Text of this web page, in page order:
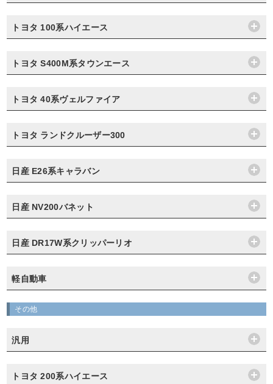
トヨタ 100系ハイエース
トヨタ S400M系タウンエース
トヨタ 40系ヴェルファイア
トヨタ ランドクルーザー300
日産 E26系キャラバン
日産 NV200バネット
日産 DR17W系クリッパーリオ
軽自動車
その他
汎用
トヨタ 200系ハイエース